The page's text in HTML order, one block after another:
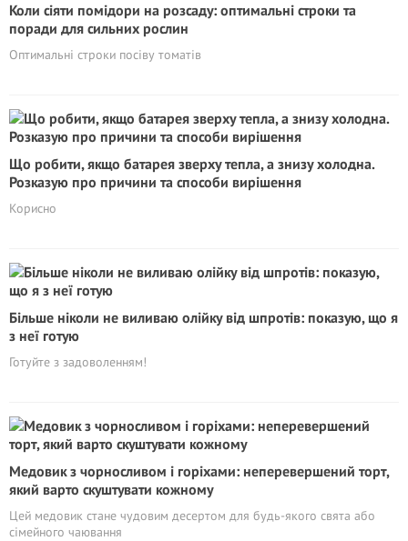
Коли сіяти помідори на розсаду: оптимальні строки та
поради для сильних рослин
Оптимальні строки посіву томатів
Що робити, якщо батарея зверху тепла, а знизу холодна.
Розказую про причини та способи вирішення
Корисно
Більше ніколи не виливаю олійку від шпротів: показую, що я
з неї готую
Готуйте з задоволенням!
Медовик з чорносливом і горіхами: неперевершений торт,
який варто скуштувати кожному
Цей медовик стане чудовим десертом для будь-якого свята або
сімейного чаювання